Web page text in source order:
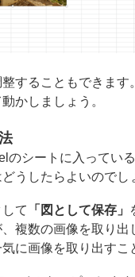
することもできます
かしましょう。
のシートに入ってい
うしたらよいのでし
て 「図として保存」
複数の画像を取り出
に画像を取り出すこ